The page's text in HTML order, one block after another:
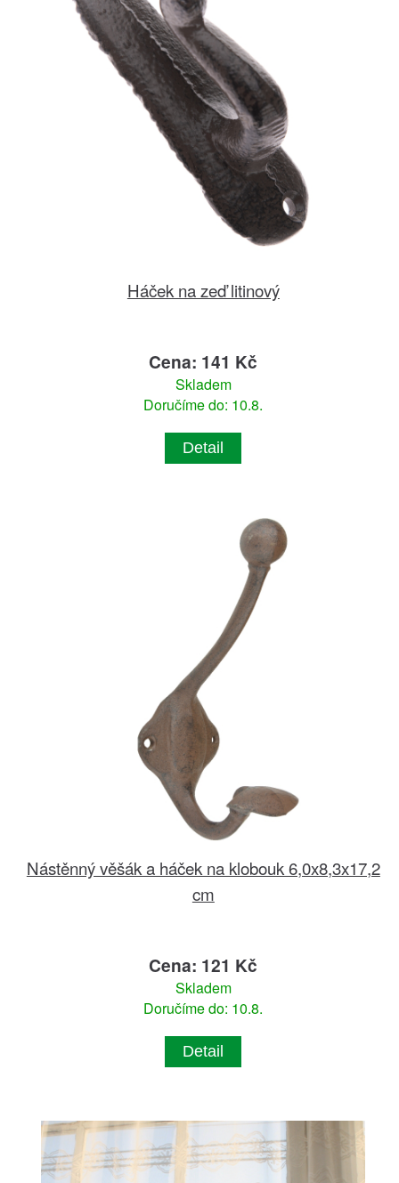
Háček na zeď litinový
Cena: 141 Kč
Skladem
Doručíme do: 10.8.
Detail
Nástěnný věšák a háček na klobouk 6,0x8,3x17,2
cm
Cena: 121 Kč
Skladem
Doručíme do: 10.8.
Detail